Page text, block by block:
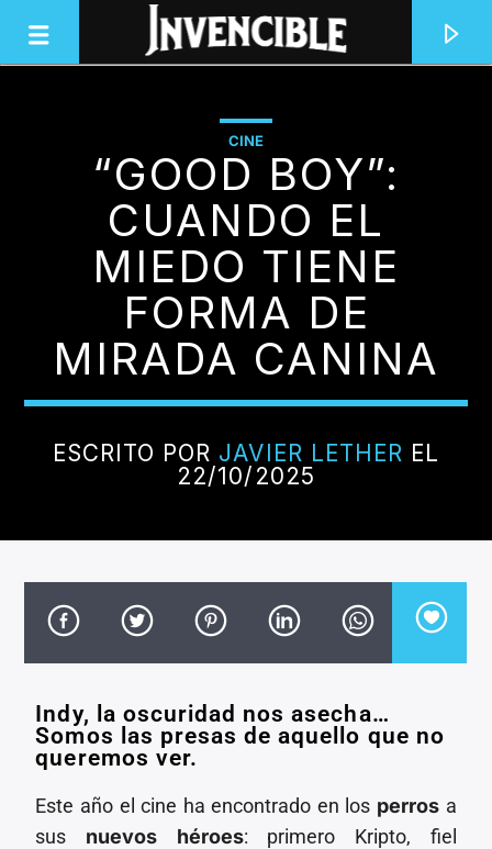
INVENCIBLE RADIO
JUNTOS SOMOS INVENCIBLES
Invencible Radio
CINE
“GOOD BOY”:
CUANDO EL
MIEDO TIENE
FORMA DE
MIRADA CANINA
ESCRITO POR JAVIER LETHER EL
22/10/2025
Indy, la oscuridad nos asecha…
Somos las presas de aquello que no
queremos ver.
Este año el cine ha encontrado en los perros a
sus nuevos héroes: primero Kripto, fiel